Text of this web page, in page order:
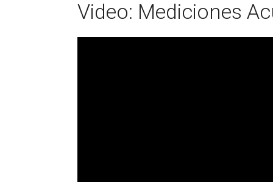
Video: Mediciones